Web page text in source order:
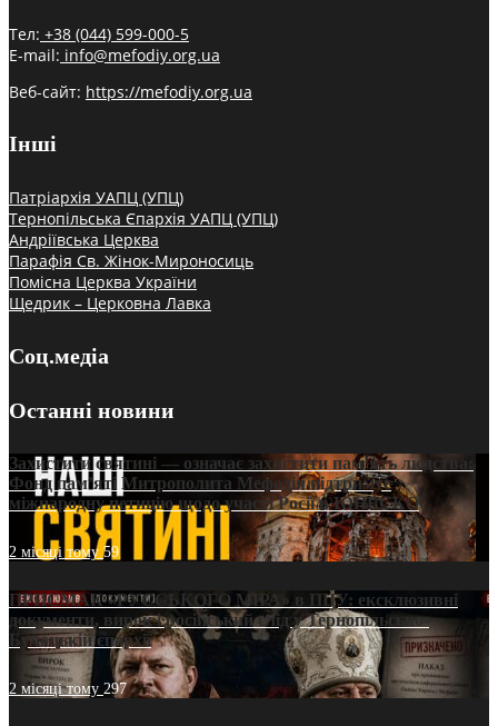
Тел: +38 (044) 599-000-5
E-mail: info@mefodiy.org.ua
Веб-сайт: https://mefodiy.org.ua
Інші
Патріархія УАПЦ (УПЦ)
Тернопільська Єпархія УАПЦ (УПЦ)
Андріївська Церква
Парафія Св. Жінок-Мироносиць
Помісна Церква України
Щедрик – Церковна Лавка
Соц.медіа
Останні новини
Захистити святині — означає захистити пам’ять людства:
Фонд пам’яті Митрополита Мефодія підтримує
міжнародну петицію щодо участі Росії в ЮНЕСКО
2 місяці тому59
ПРИСМАК «РУССЬКОГО МІРА» в ПЦУ: ексклюзивні
документи, вирок і російський слід у Тернопільсько-
Бучацькій єпархії
2 місяці тому 297